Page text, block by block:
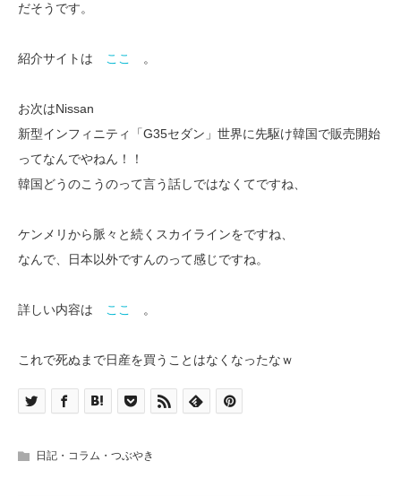
だそうです。
紹介サイトは ここ 。
お次はNissan
新型インフィニティ「G35セダン」世界に先駆け韓国で販売開始
ってなんでやねん！！
韓国どうのこうのって言う話しではなくてですね、
ケンメリから脈々と続くスカイラインをですね、
なんで、日本以外ですんのって感じですね。
詳しい内容は ここ 。
これで死ぬまで日産を買うことはなくなったなｗ
日記・コラム・つぶやき